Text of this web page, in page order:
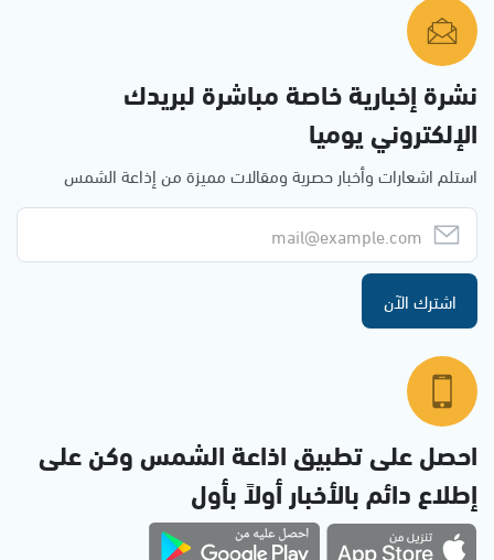
نشرة إخبارية خاصة مباشرة لبريدك
الإلكتروني يوميا
استلم اشعارات وأخبار حصرية ومقالات مميزة من إذاعة الشمس
اشترك الآن
احصل على تطبيق اذاعة الشمس وكن على
إطلاع دائم بالأخبار أولاً بأول